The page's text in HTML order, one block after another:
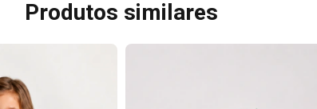
Produtos similares